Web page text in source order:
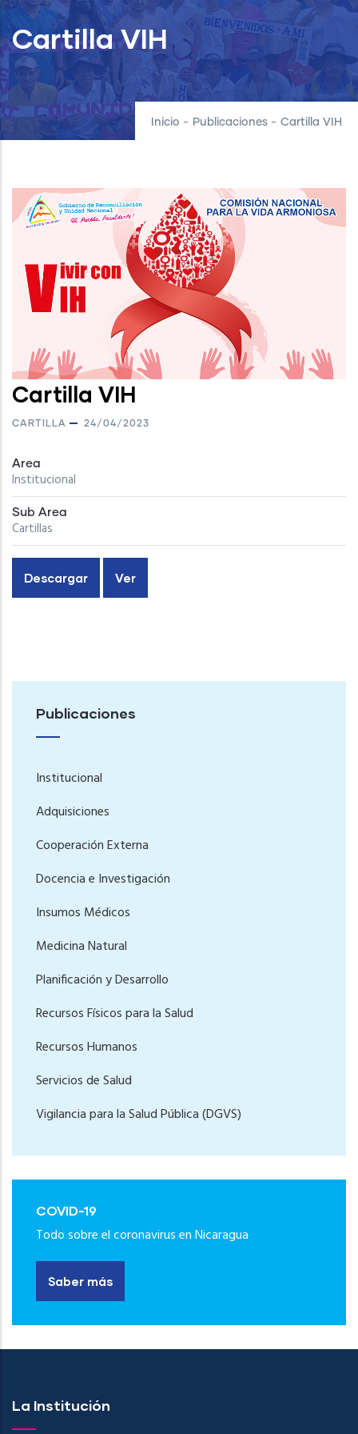
Cartilla VIH
Inicio - Publicaciones - Cartilla VIH
Cartilla VIH
CARTILLA 24/04/2023
Area
Institucional
Sub Area
Cartillas
Descargar Ver
Publicaciones
Institucional
Adquisiciones
Cooperación Externa
Docencia e Investigación
Insumos Médicos
Medicina Natural
Planificación y Desarrollo
Recursos Físicos para la Salud
Recursos Humanos
Servicios de Salud
Vigilancia para la Salud Pública (DGVS)
COVID-19
Todo sobre el coronavirus en Nicaragua
Saber más
La Institución